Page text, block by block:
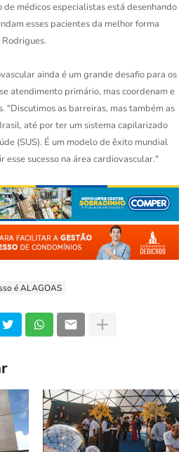
de médicos especialistas está desenhando
esses pacientes da melhor forma
ainda é um grande desafio para os
atendimento primário, mas coordenam e
"Discutimos as barreiras, mas também as
até por ter um sistema capilarizado
(SUS). É um modelo de êxito mundial
esse sucesso na área cardiovascular."
é ALAGOAS